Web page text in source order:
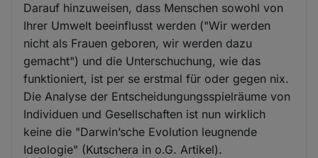
Darauf hinzuweisen, dass Menschen sowohl von
Ihrer Umwelt beeinflusst werden ("Wir werden
nicht als Frauen geboren, wir werden dazu
gemacht") und die Unterschuchung, wie das
funktioniert, ist per se erstmal für oder gegen nix.
Die Analyse der Entscheidungungsspielräume von
Individuen und Gesellschaften ist nun wirklich
keine die "Darwin’sche Evolution leugnende
Ideologie" (Kutschera in o.G. Artikel).